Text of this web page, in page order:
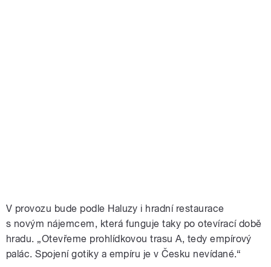
V provozu bude podle Haluzy i hradní restaurace
s novým nájemcem, která funguje taky po otevírací době
hradu. „Otevřeme prohlídkovou trasu A, tedy empírový
palác. Spojení gotiky a empíru je v Česku nevídané.“